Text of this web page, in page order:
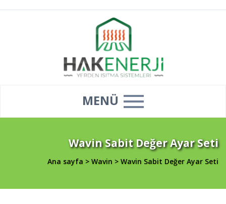
MENÜ
Wavin Sabit Değer Ayar Seti
Ana sayfa > Wavin > Wavin Sabit Değer Ayar Seti